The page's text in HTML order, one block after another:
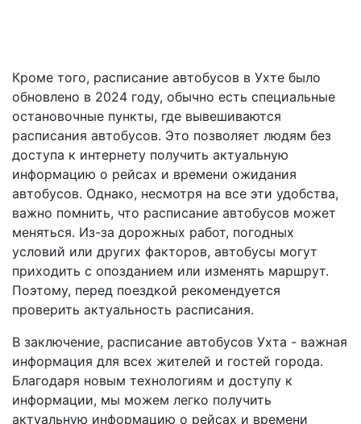
Кроме того, расписание автобусов в Ухте было
обновлено в 2024 году, обычно есть специальные
остановочные пункты, где вывешиваются
расписания автобусов. Это позволяет людям без
доступа к интернету получить актуальную
информацию о рейсах и времени ожидания
автобусов. Однако, несмотря на все эти удобства,
важно помнить, что расписание автобусов может
меняться. Из-за дорожных работ, погодных
условий или других факторов, автобусы могут
приходить с опозданием или изменять маршрут.
Поэтому, перед поездкой рекомендуется
проверить актуальность расписания.
В заключение, расписание автобусов Ухта - важная
информация для всех жителей и гостей города.
Благодаря новым технологиям и доступу к
информации, мы можем легко получить
актуальную информацию о рейсах и времени